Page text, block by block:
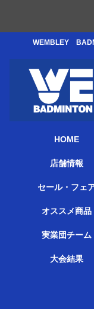
WEMBLEY
HOME
店舗情報
セール・フェ
オススメ商品
実業団チーム
大会結果